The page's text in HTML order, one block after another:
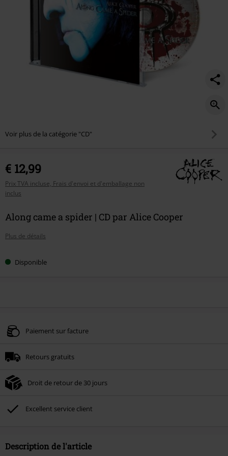
Voir plus de la catégorie "CD"
€ 12,99
Prix TVA incluse, Frais d'envoi et d'emballage non
inclus
Along came a spider | CD par Alice Cooper
Plus de détails
Disponible
Paiement sur facture
Retours gratuits
Droit de retour de 30 jours
Excellent service client
Description de l'article